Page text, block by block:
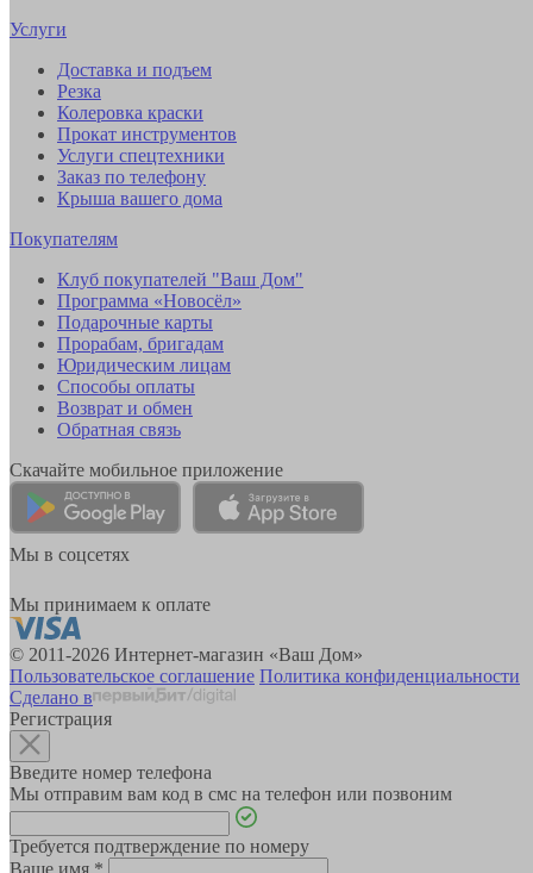
Услуги
Доставка и подъем
Резка
Колеровка краски
Прокат инструментов
Услуги спецтехники
Заказ по телефону
Крыша вашего дома
Покупателям
Клуб покупателей "Ваш Дом"
Программа «Новосёл»
Подарочные карты
Прорабам, бригадам
Юридическим лицам
Способы оплаты
Возврат и обмен
Обратная связь
Скачайте мобильное приложение
Мы в соцсетях
Мы принимаем к оплате
© 2011-2026 Интернет-магазин «Ваш Дом»
Пользовательское соглашение Политика конфиденциальности
Сделано в
Регистрация
Введите номер телефона
Мы отправим вам код в смс на телефон или позвоним
Требуется подтверждение по номеру